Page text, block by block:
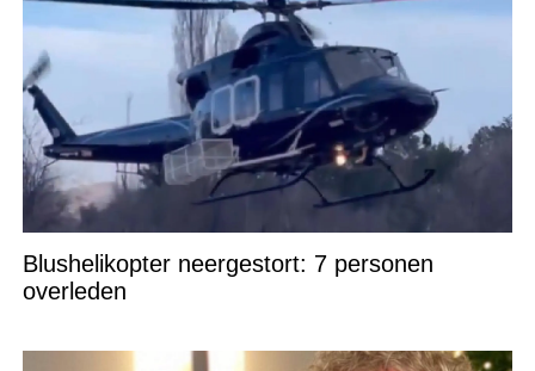
Blushelikopter neergestort: 7 personen
overleden